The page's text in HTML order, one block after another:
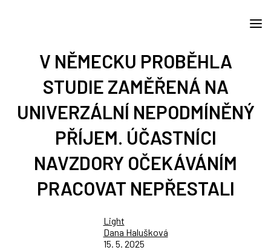
V NĚMECKU PROBĚHLA
STUDIE ZAMĚŘENÁ NA
UNIVERZÁLNÍ NEPODMÍNĚNÝ
PŘÍJEM. ÚČASTNÍCI
NAVZDORY OČEKÁVÁNÍM
PRACOVAT NEPŘESTALI
Light
Dana Halušková
15. 5. 2025